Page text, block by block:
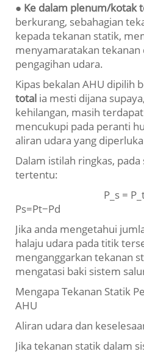
● Ke dalam plenum/kotak
berkurang, sebahagian
kepada tekanan statik,
menyamaratakan
pengagihan udara.
Kipas bekalan AHU dipilih
total ia mesti dijana
kehilangan, masih
mencukupi pada peranti
aliran udara yang
Dalam istilah ringkas,
tertentu:
P_s =
Ps​=Pt​−Pd​
Jika anda mengetahui
halaju udara pada titik
menganggarkan tekanan
mengatasi baki sistem
Mengapa Tekanan Statik
AHU
Aliran udara dan
Jika tekanan statik dalam